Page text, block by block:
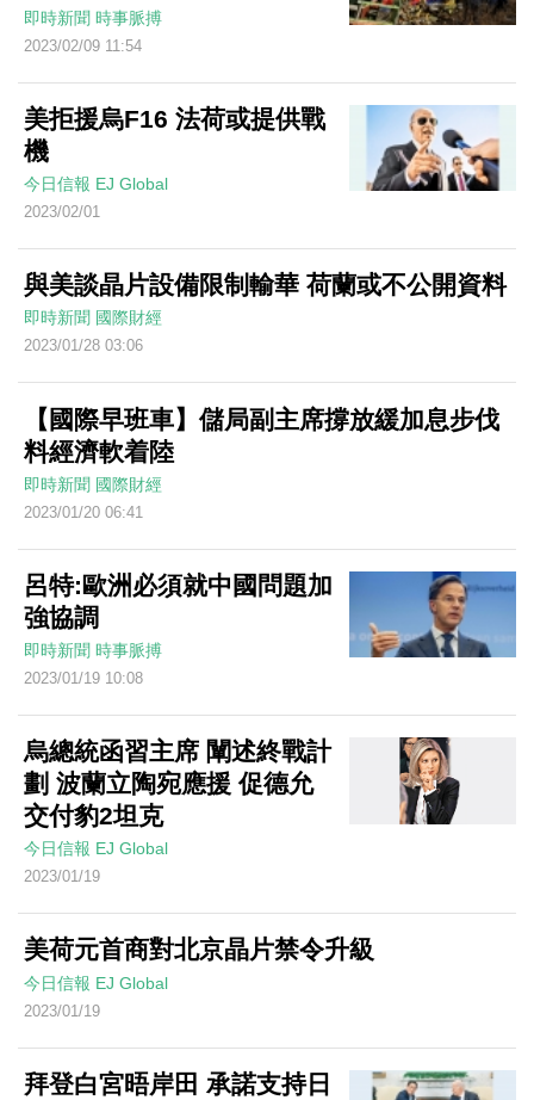
即時新聞 時事脈搏
2023/02/09 11:54
美拒援烏F16 法荷或提供戰
機
今日信報 EJ Global
2023/02/01
與美談晶片設備限制輸華 荷蘭或不公開資料
即時新聞 國際財經
2023/01/28 03:06
【國際早班車】儲局副主席撐放緩加息步伐
料經濟軟着陸
即時新聞 國際財經
2023/01/20 06:41
呂特:歐洲必須就中國問題加
強協調
即時新聞 時事脈搏
2023/01/19 10:08
烏總統函習主席 闡述終戰計
劃 波蘭立陶宛應援 促德允
交付豹2坦克
今日信報 EJ Global
2023/01/19
美荷元首商對北京晶片禁令升級
今日信報 EJ Global
2023/01/19
拜登白宮晤岸田 承諾支持日